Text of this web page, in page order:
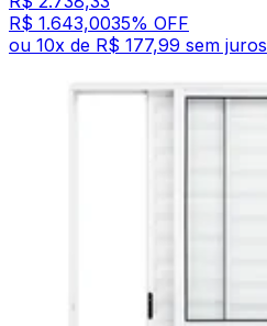
R$ 1.643,0035% OFF
ou 10x de R$ 177,99 sem juros